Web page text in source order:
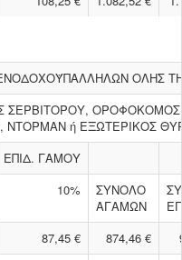
ΟΛΗΣ
ΣΕΡΒΙΤΟΡΟΥ,
ΝΤΟΡΜΑΝ ή ΕΞΩΤΕΡΙΚΟΣ
ΕΠΙΔ. ΓΑΜΟΥ
10%
ΣΥΝΟΛΟ
ΑΓΑΜΩΝ
87,45 € 874,46 €